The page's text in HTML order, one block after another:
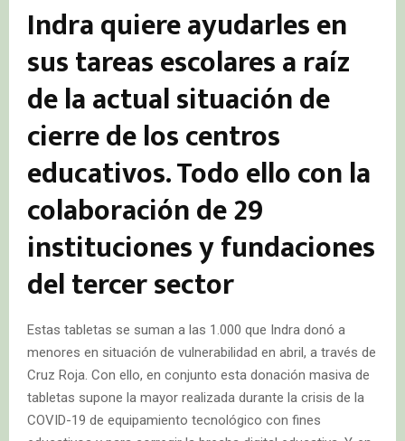
Indra quiere ayudarles en
sus tareas escolares a raíz
de la actual situación de
cierre de los centros
educativos. Todo ello con la
colaboración de 29
instituciones y fundaciones
del tercer sector
Estas tabletas se suman a las 1.000 que Indra donó a
menores en situación de vulnerabilidad en abril, a través de
Cruz Roja. Con ello, en conjunto esta donación masiva de
tabletas supone la mayor realizada durante la crisis de la
COVID-19 de equipamiento tecnológico con fines